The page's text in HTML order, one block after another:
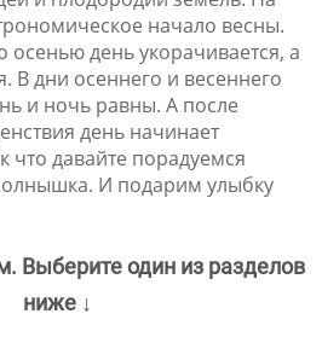
начало весны.
осенью день укорачивается, а
В дни осеннего и весеннего
и ночь равны. А после
день начинает
что давайте порадуемся
И подарим улыбку
Выберите один из разделов
ниже ↓